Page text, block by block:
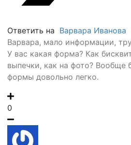
Ответить на Варвара Иванова
Варвара, мало информации,
У вас какая форма? Как
выпечки, как на фото? Вообще
формы довольно легко.
0